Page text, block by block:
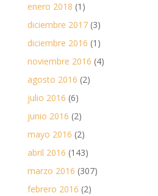
enero 2018 (1)
diciembre 2017(3)
diciembre 2016 (1)
noviembre 2016 (4)
agosto 2016 (2)
julio 2016 (6)
junio 2016 (2)
mayo 2016 (2)
abril 2016 (143)
marzo 2016 (307)
febrero 2016 (2)